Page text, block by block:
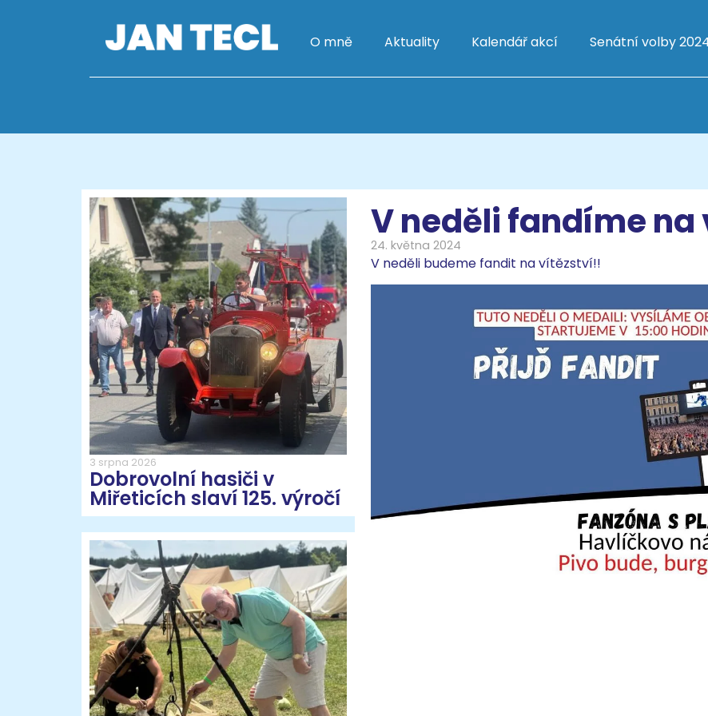
O mně Aktuality Kalendář akcí Senátní volby
3 srpna 2026
Dobrovolní hasiči v
Miřeticích slaví 125. výročí
V neděli fandíme
24. května 2024
V neděli budeme fandit na vítězství!!